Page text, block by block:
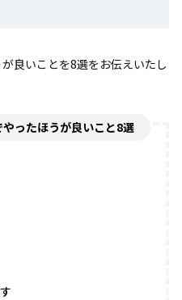
良いことを8選をお伝えいたし
ったほうが良いこと8選